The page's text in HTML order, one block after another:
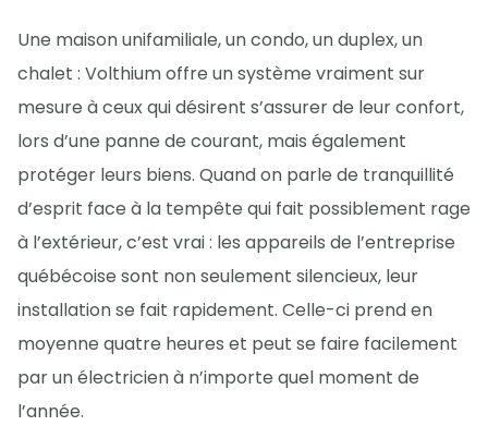
Une maison unifamiliale, un condo, un duplex, un
chalet : Volthium offre un système vraiment sur
mesure à ceux qui désirent s’assurer de leur confort,
lors d’une panne de courant, mais également
protéger leurs biens. Quand on parle de tranquillité
d’esprit face à la tempête qui fait possiblement rage
à l’extérieur, c’est vrai : les appareils de l’entreprise
québécoise sont non seulement silencieux, leur
installation se fait rapidement. Celle-ci prend en
moyenne quatre heures et peut se faire facilement
par un électricien à n’importe quel moment de
l’année.